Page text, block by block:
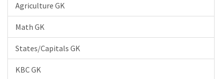
Agriculture GK
Math GK
States/Capitals GK
KBC GK